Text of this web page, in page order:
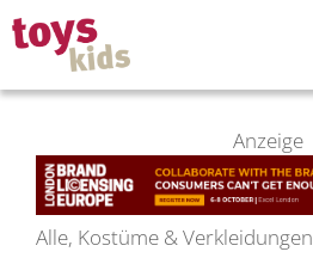
Zum
Inhalt
springen
Anzeige
Alle, Kostüme & Verkleidungen